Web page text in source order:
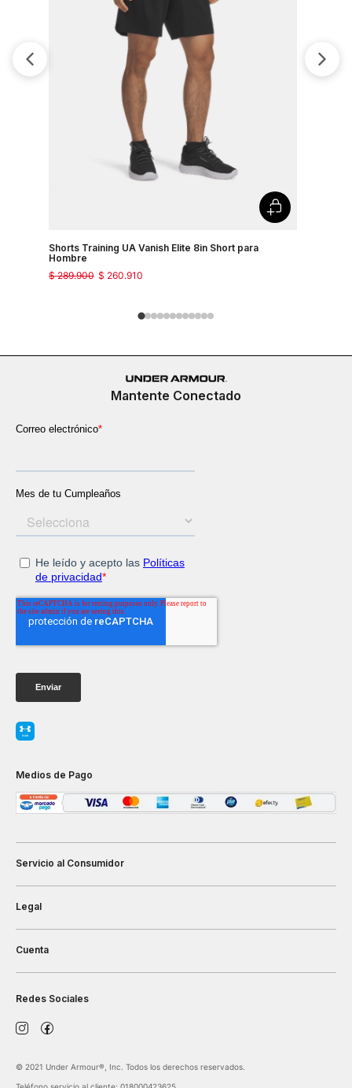
Shorts Training UA Vanish Elite 8in Short para
Hombre
$ 260.910
$ 289.900
Mantente Conectado
Medios de Pago
Servicio al Consumidor
Legal
Cuenta
Redes Sociales
©️ 2021 Under Armour®️, Inc. Todos los derechos reservados.